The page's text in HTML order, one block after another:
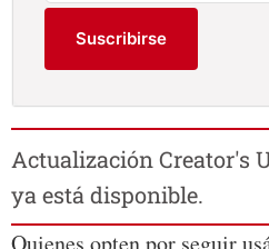
Suscribirse
Actualización Creator's
ya está disponible.